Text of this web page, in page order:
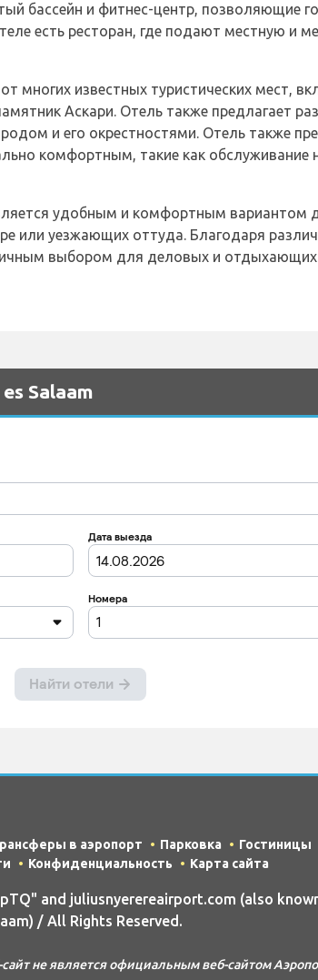
бассейн и фитнес-центр, позволяющие
есть ресторан, где подают местную и
многих известных туристических мест,
Аскари. Отель также предлагает
и его окрестностями. Отель также
комфортным, такие как обслуживание
удобным и комфортным вариантом
или уезжающих оттуда. Благодаря
выбором для деловых и
Salaam
в аэропорт Парковка Гостиницы
Конфиденциальность Карта сайта
and juliusnyerereairport.com (also
/ All Rights Reserved.
не является официальным веб-сайтом